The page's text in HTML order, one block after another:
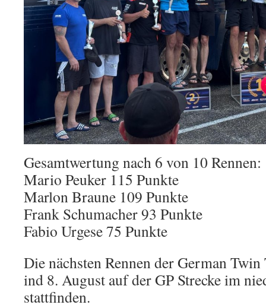
Gesamtwertung nach 6 von 10 Rennen:
Mario Peuker 115 Punkte
Marlon Braune 109 Punkte
Frank Schumacher 93 Punkte
Fabio Urgese 75 Punkte
Die nächsten Rennen der German
ind 8. August auf der GP Strecke im
stattfinden.